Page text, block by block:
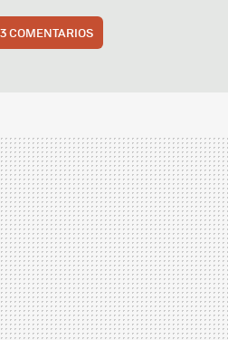
3 COMENTARIOS